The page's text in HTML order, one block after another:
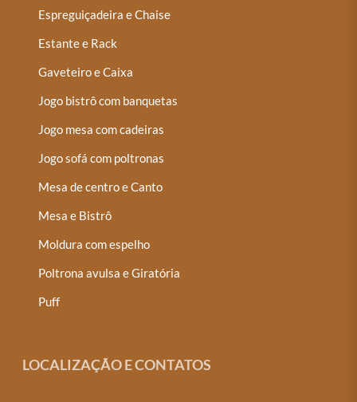
Espreguiçadeira e Chaise
Estante e Rack
Gaveteiro e Caixa
Jogo bistrô com banquetas
Jogo mesa com cadeiras
Jogo sofá com poltronas
Mesa de centro e Canto
Mesa e Bistrô
Moldura com espelho
Poltrona avulsa e Giratória
Puff
LOCALIZAÇÃO E CONTATOS